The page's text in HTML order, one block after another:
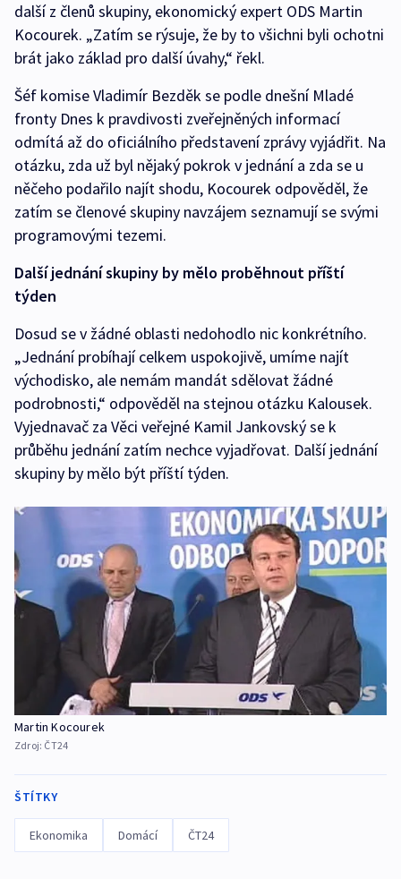
další z členů skupiny, ekonomický expert ODS Martin
Kocourek. „Zatím se rýsuje, že by to všichni byli ochotni
brát jako základ pro další úvahy,“ řekl.
Šéf komise Vladimír Bezděk se podle dnešní Mladé
fronty Dnes k pravdivosti zveřejněných informací
odmítá až do oficiálního představení zprávy vyjádřit. Na
otázku, zda už byl nějaký pokrok v jednání a zda se u
něčeho podařilo najít shodu, Kocourek odpověděl, že
zatím se členové skupiny navzájem seznamují se svými
programovými tezemi.
Další jednání skupiny by mělo proběhnout příští
týden
Dosud se v žádné oblasti nedohodlo nic konkrétního.
„Jednání probíhají celkem uspokojivě, umíme najít
východisko, ale nemám mandát sdělovat žádné
podrobnosti,“ odpověděl na stejnou otázku Kalousek.
Vyjednavač za Věci veřejné Kamil Jankovský se k
průběhu jednání zatím nechce vyjadřovat. Další jednání
skupiny by mělo být příští týden.
Martin Kocourek
Zdroj: ČT24
ŠTÍTKY
Ekonomika Domácí ČT24